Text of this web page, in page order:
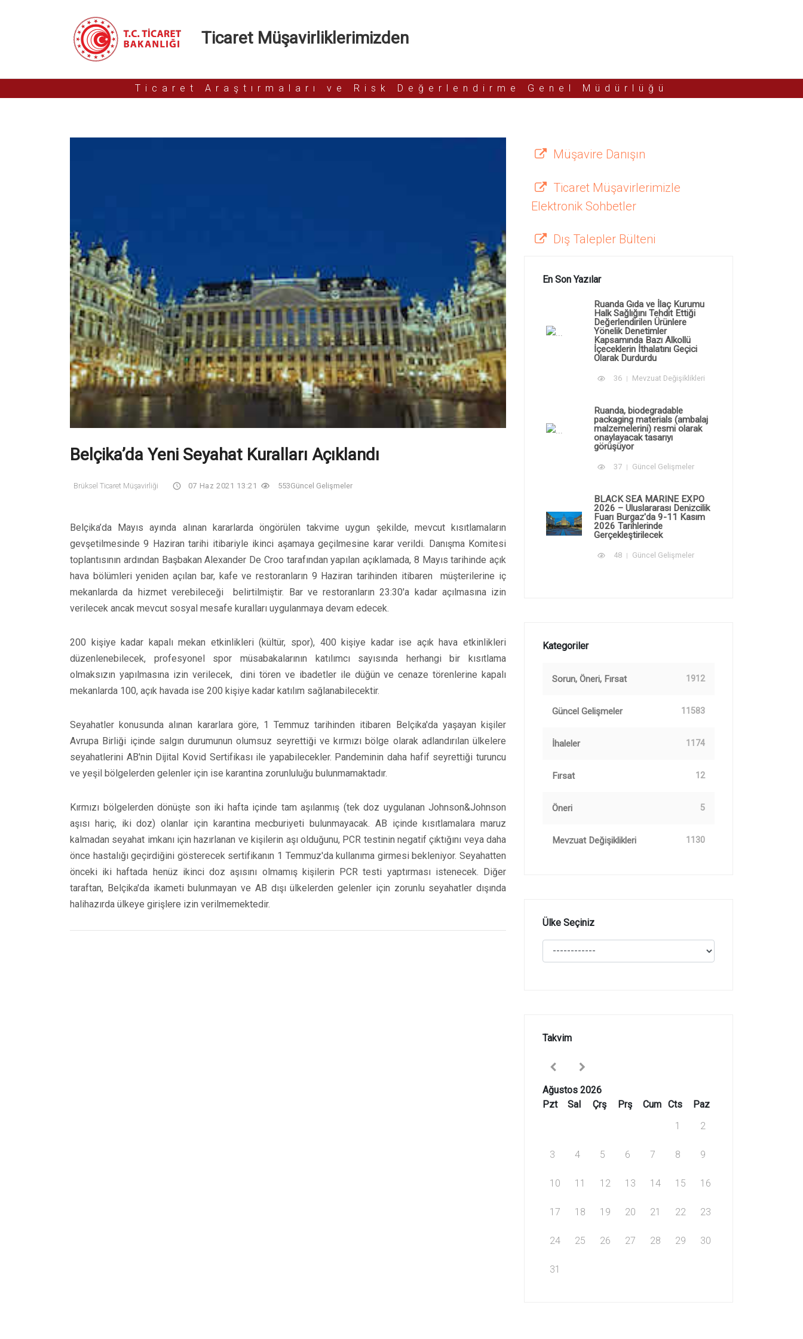
Ticaret Müşavirliklerimizden
Ticaret Araştırmaları ve Risk Değerlendirme Genel Müdürlüğü
Belçika’da Yeni Seyahat Kuralları Açıklandı
Brüksel Ticaret Müşavirliği 07 Haz 2021 13:21 553Güncel Gelişmeler
Belçika’da Mayıs ayında alınan kararlarda öngörülen takvime uygun şekilde, mevcut kısıtlamaların
gevşetilmesinde 9 Haziran tarihi itibariyle ikinci aşamaya geçilmesine karar verildi. Danışma Komitesi
toplantısının ardından Başbakan Alexander De Croo tarafından yapılan açıklamada, 8 Mayıs tarihinde açık
hava bölümleri yeniden açılan bar, kafe ve restoranların 9 Haziran tarihinden itibaren müşterilerine iç
mekanlarda da hizmet verebileceği belirtilmiştir. Bar ve restoranların 23:30'a kadar açılmasına izin
verilecek ancak mevcut sosyal mesafe kuralları uygulanmaya devam edecek.
200 kişiye kadar kapalı mekan etkinlikleri (kültür, spor), 400 kişiye kadar ise açık hava etkinlikleri
düzenlenebilecek, profesyonel spor müsabakalarının katılımcı sayısında herhangi bir kısıtlama
olmaksızın yapılmasına izin verilecek, dini tören ve ibadetler ile düğün ve cenaze törenlerine kapalı
mekanlarda 100, açık havada ise 200 kişiye kadar katılım sağlanabilecektir.
Seyahatler konusunda alınan kararlara göre, 1 Temmuz tarihinden itibaren Belçika'da yaşayan kişiler
Avrupa Birliği içinde salgın durumunun olumsuz seyrettiği ve kırmızı bölge olarak adlandırılan ülkelere
seyahatlerini AB'nin Dijital Kovid Sertifikası ile yapabilecekler. Pandeminin daha hafif seyrettiği turuncu
ve yeşil bölgelerden gelenler için ise karantina zorunluluğu bulunmamaktadır.
Kırmızı bölgelerden dönüşte son iki hafta içinde tam aşılanmış (tek doz uygulanan Johnson&Johnson
aşısı hariç, iki doz) olanlar için karantina mecburiyeti bulunmayacak. AB içinde kısıtlamalara maruz
kalmadan seyahat imkanı için hazırlanan ve kişilerin aşı olduğunu, PCR testinin negatif çıktığını veya daha
önce hastalığı geçirdiğini gösterecek sertifikanın 1 Temmuz'da kullanıma girmesi bekleniyor. Seyahatten
önceki iki haftada henüz ikinci doz aşısını olmamış kişilerin PCR testi yaptırması istenecek. Diğer
taraftan, Belçika'da ikameti bulunmayan ve AB dışı ülkelerden gelenler için zorunlu seyahatler dışında
halihazırda ülkeye girişlere izin verilmemektedir.
Müşavire Danışın
Ticaret Müşavirlerimizle
Elektronik Sohbetler
Dış Talepler Bülteni
En Son Yazılar
Ruanda Gıda ve İlaç Kurumu
Halk Sağlığını Tehdit Ettiği
Değerlendirilen Ürünlere
Yönelik Denetimler
Kapsamında Bazı Alkollü
İçeceklerin İthalatını Geçici
Olarak Durdurdu
36 Mevzuat Değişiklikleri
Ruanda, biodegradable
packaging materials (ambalaj
malzemelerini) resmi olarak
onaylayacak tasarıyı
görüşüyor
37 Güncel Gelişmeler
BLACK SEA MARINE EXPO
2026 – Uluslararası Denizcilik
Fuarı Burgaz'da 9-11 Kasım
2026 Tarihlerinde
Gerçekleştirilecek
48 Güncel Gelişmeler
Kategoriler
Sorun, Öneri, Fırsat 1912
Güncel Gelişmeler 11583
İhaleler 1174
Fırsat 12
Öneri 5
Mevzuat Değişiklikleri 1130
Ülke Seçiniz
Takvim
Ağustos 2026
Pzt
Sal Çrş Prş Cum Cts
Paz
1
2
3 4 5 6 7 8 9
10 11 12 13 14 15 16
17 18 19 20 21 22 23
24 25 26 27 28 29 30
31